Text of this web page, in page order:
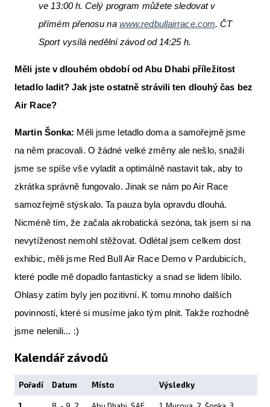
ve 13:00 h. Celý program můžete sledovat v
přímém přenosu na www.redbullairrace.com. ČT
Sport vysílá nedělní závod od 14:25 h.
Měli jste v dlouhém období od Abu Dhabi příležitost
letadlo ladit? Jak jste ostatně strávili ten dlouhý čas bez
Air Race?
Martin Šonka: Měli jsme letadlo doma a samořejmě jsme
na něm pracovali. O žádné velké změny ale nešlo, snažili
jsme se spíše vše vyladit a optimálně nastavit tak, aby to
zkrátka správně fungovalo. Jinak se nám po Air Race
samozřejmě stýskalo. Ta pauza byla opravdu dlouhá.
Nicméně tím, že začala akrobatická sezóna, tak jsem si na
nevytíženost nemohl stěžovat. Odlétal jsem celkem dost
exhibic, měli jsme Red Bull Air Race Demo v Pardubicích,
které podle mě dopadlo fantasticky a snad se lidem líbilo.
Ohlasy zatím byly jen pozitivní. K tomu mnoho dalších
povinností, které si musíme jako tým plnit. Takže rozhodně
jsme nelenili... :)
Kalendář závodů
Pořadí Datum Místo Výsledky